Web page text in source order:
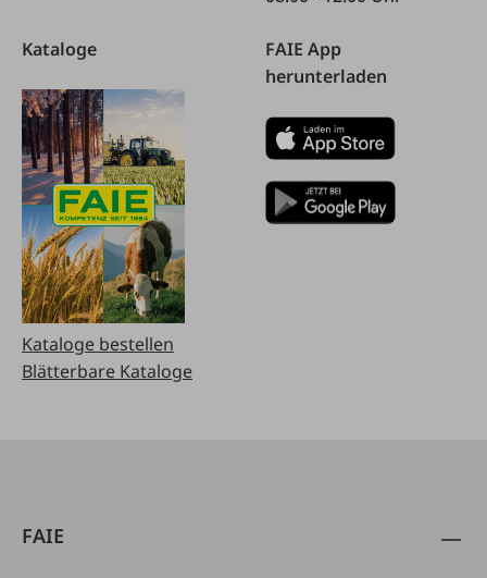
Kataloge
Kataloge bestellen
Blätterbare Kataloge
FAIE App
herunterladen
FAIE